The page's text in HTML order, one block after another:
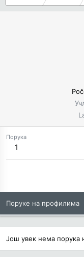
Порука
1
Поруке на профилима
Још увек нема порука